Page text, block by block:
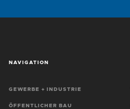
NAVIGATION
GEWERBE + INDUSTRIE
ÖFFENTLICHER BAU